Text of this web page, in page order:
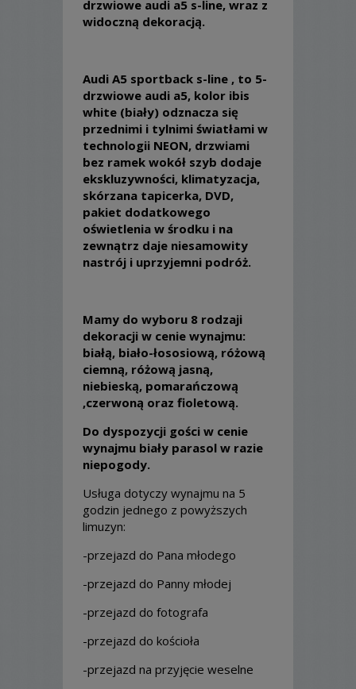
drzwiowe audi a5 s-line, wraz z
widoczną dekoracją.
Audi A5 sportback s-line , to 5-
drzwiowe audi a5, kolor ibis
white (biały) odznacza się
przednimi i tylnimi światłami w
technologii NEON, drzwiami
bez ramek wokół szyb dodaje
ekskluzywności, klimatyzacja,
skórzana tapicerka, DVD,
pakiet dodatkowego
oświetlenia w środku i na
zewnątrz daje niesamowity
nastrój i uprzyjemni podróż.
Mamy do wyboru 8 rodzaji
dekoracji w cenie wynajmu:
białą, biało-łososiową, różową
ciemną, różową jasną,
niebieską, pomarańczową
,czerwoną oraz fioletową.
Do dyspozycji gości w cenie
wynajmu biały parasol w razie
niepogody.
Usługa dotyczy wynajmu na 5
godzin jednego z powyższych
limuzyn:
-przejazd do Pana młodego
-przejazd do Panny młodej
-przejazd do fotografa
-przejazd do kościoła
-przejazd na przyjęcie weselne